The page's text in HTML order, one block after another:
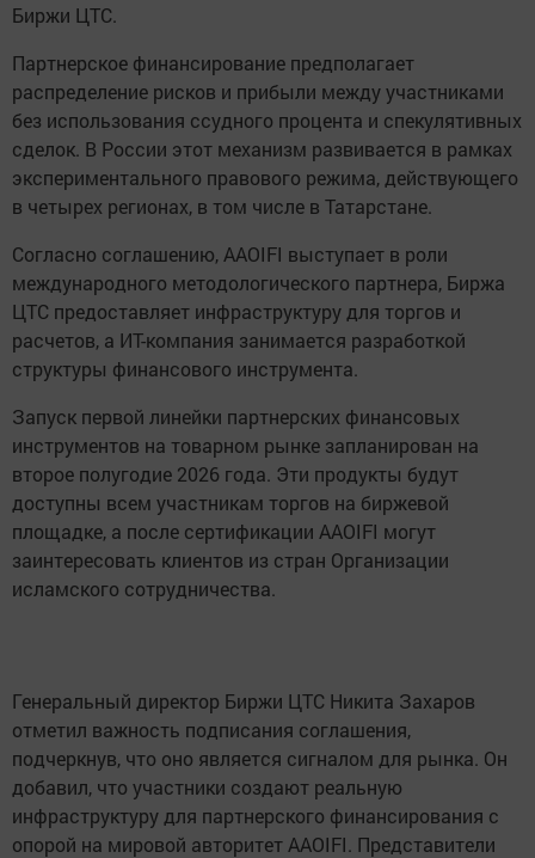
Биржи ЦТС.
Партнерское финансирование предполагает
распределение рисков и прибыли между участниками
без использования ссудного процента и спекулятивных
сделок. В России этот механизм развивается в рамках
экспериментального правового режима, действующего
в четырех регионах, в том числе в Татарстане.
Согласно соглашению, AAOIFI выступает в роли
международного методологического партнера, Биржа
ЦТС предоставляет инфраструктуру для торгов и
расчетов, а ИТ-компания занимается разработкой
структуры финансового инструмента.
Запуск первой линейки партнерских финансовых
инструментов на товарном рынке запланирован на
второе полугодие 2026 года. Эти продукты будут
доступны всем участникам торгов на биржевой
площадке, а после сертификации AAOIFI могут
заинтересовать клиентов из стран Организации
исламского сотрудничества.
Генеральный директор Биржи ЦТС Никита Захаров
отметил важность подписания соглашения,
подчеркнув, что оно является сигналом для рынка. Он
добавил, что участники создают реальную
инфраструктуру для партнерского финансирования с
опорой на мировой авторитет AAOIFI. Представители